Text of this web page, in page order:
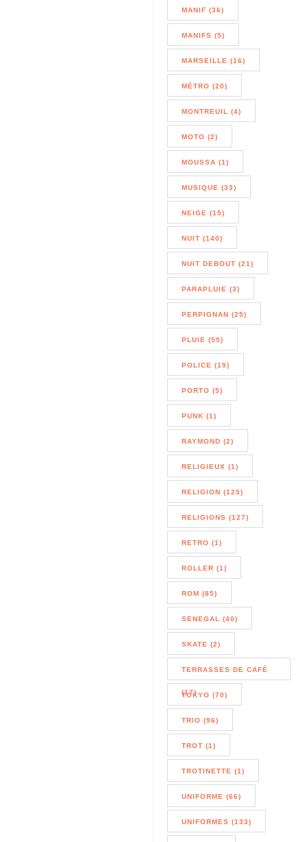
MANIF (36)
MANIFS (5)
MARSEILLE (16)
MÉTRO (20)
MONTREUIL (4)
MOTO (2)
MOUSSA (1)
MUSIQUE (33)
NEIGE (15)
NUIT (140)
NUIT DEBOUT (21)
PARAPLUIE (3)
PERPIGNAN (25)
PLUIE (55)
POLICE (19)
PORTO (5)
PUNK (1)
RAYMOND (2)
RELIGIEUX (1)
RELIGION (125)
RELIGIONS (127)
RETRO (1)
ROLLER (1)
ROM (85)
SENEGAL (40)
SKATE (2)
TERRASSES DE CAFÉ
(17)
TOKYO (70)
TRIO (96)
TROT (1)
TROTINETTE (1)
UNIFORME (66)
UNIFORMES (133)